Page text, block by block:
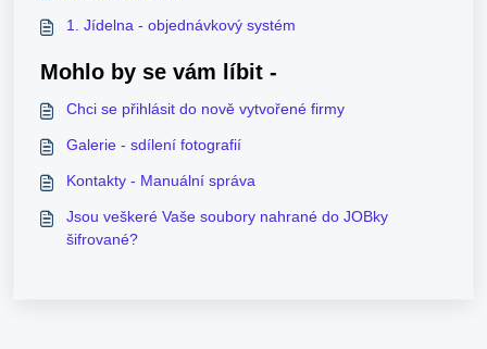
1. Jídelna - objednávkový systém
Mohlo by se vám líbit -
Chci se přihlásit do nově vytvořené firmy
Galerie - sdílení fotografií
Kontakty - Manuální správa
Jsou veškeré Vaše soubory nahrané do JOBky
šifrované?